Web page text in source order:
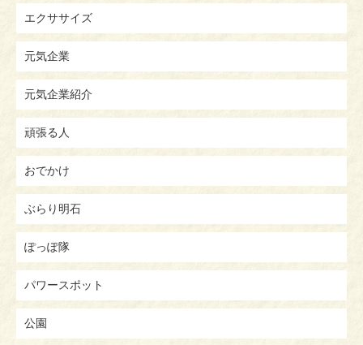
エクササイズ
元気企業
元気企業紹介
頑張る人
おでかけ
ぶらり明石
ぽっぽ隊
パワースポット
公園